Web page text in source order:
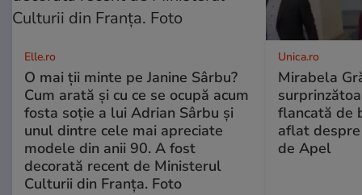
Elle.ro
O mai ții minte pe Janine Sârbu?
Cum arată și cu ce se ocupă acum
fosta soție a lui Adrian Sârbu și
unul dintre cele mai apreciate
modele din anii 90. A fost
decorată recent de Ministerul
Culturii din Franța. Foto
Unica.ro
Mirabela
flancată de
aflat
de Apel